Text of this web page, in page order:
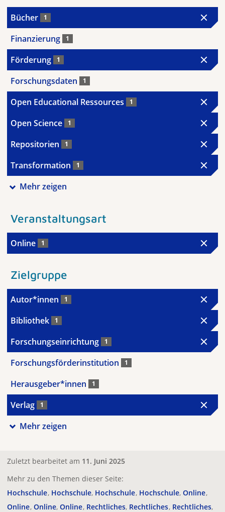
Bücher 1
Finanzierung 1
Förderung 1
Forschungsdaten 1
Open Educational Ressources 1
Open Science 1
Repositorien 1
Transformation 1
Mehr zeigen
Veranstaltungsart
Online 1
Zielgruppe
Autor*innen 1
Bibliothek 1
Forschungseinrichtung 1
Forschungsförderinstitution 1
Herausgeber*innen 1
Verlag 1
Mehr zeigen
Zuletzt bearbeitet am 11. Juni 2025
Mehr zu den Themen dieser Seite:
Hochschule Hochschule Hochschule Hochschule Online
Online Online Online Rechtliches Rechtliches Rechtliches